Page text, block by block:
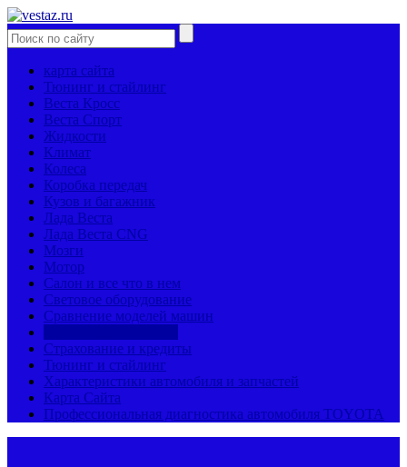
карта сайта
Тюнинг и стайлинг
Веста Кросс
Веста Спорт
Жидкости
Климат
Колеса
Коробка передач
Кузов и багажник
Лада Веста
Лада Веста CNG
Мозги
Мотор
Салон и все что в нем
Световое оборудование
Сравнение моделей машин
Страхование и кредиты
Тюнинг и стайлинг
Характеристики автомобиля и запчастей
Карта Сайта
Профессиональная диагностика автомобиля TOYOTA